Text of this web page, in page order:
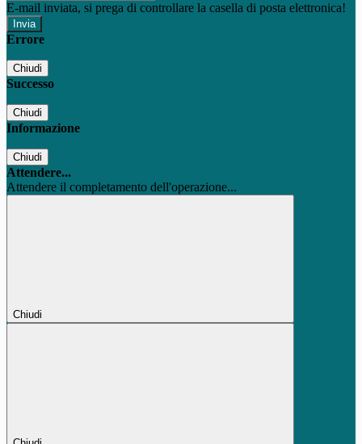
E-mail inviata, si prega di controllare la casella di posta elettronica!
Errore
Chiudi
Successo
Chiudi
Informazione
Chiudi
Attendere...
Attendere il completamento dell'operazione...
Chiudi